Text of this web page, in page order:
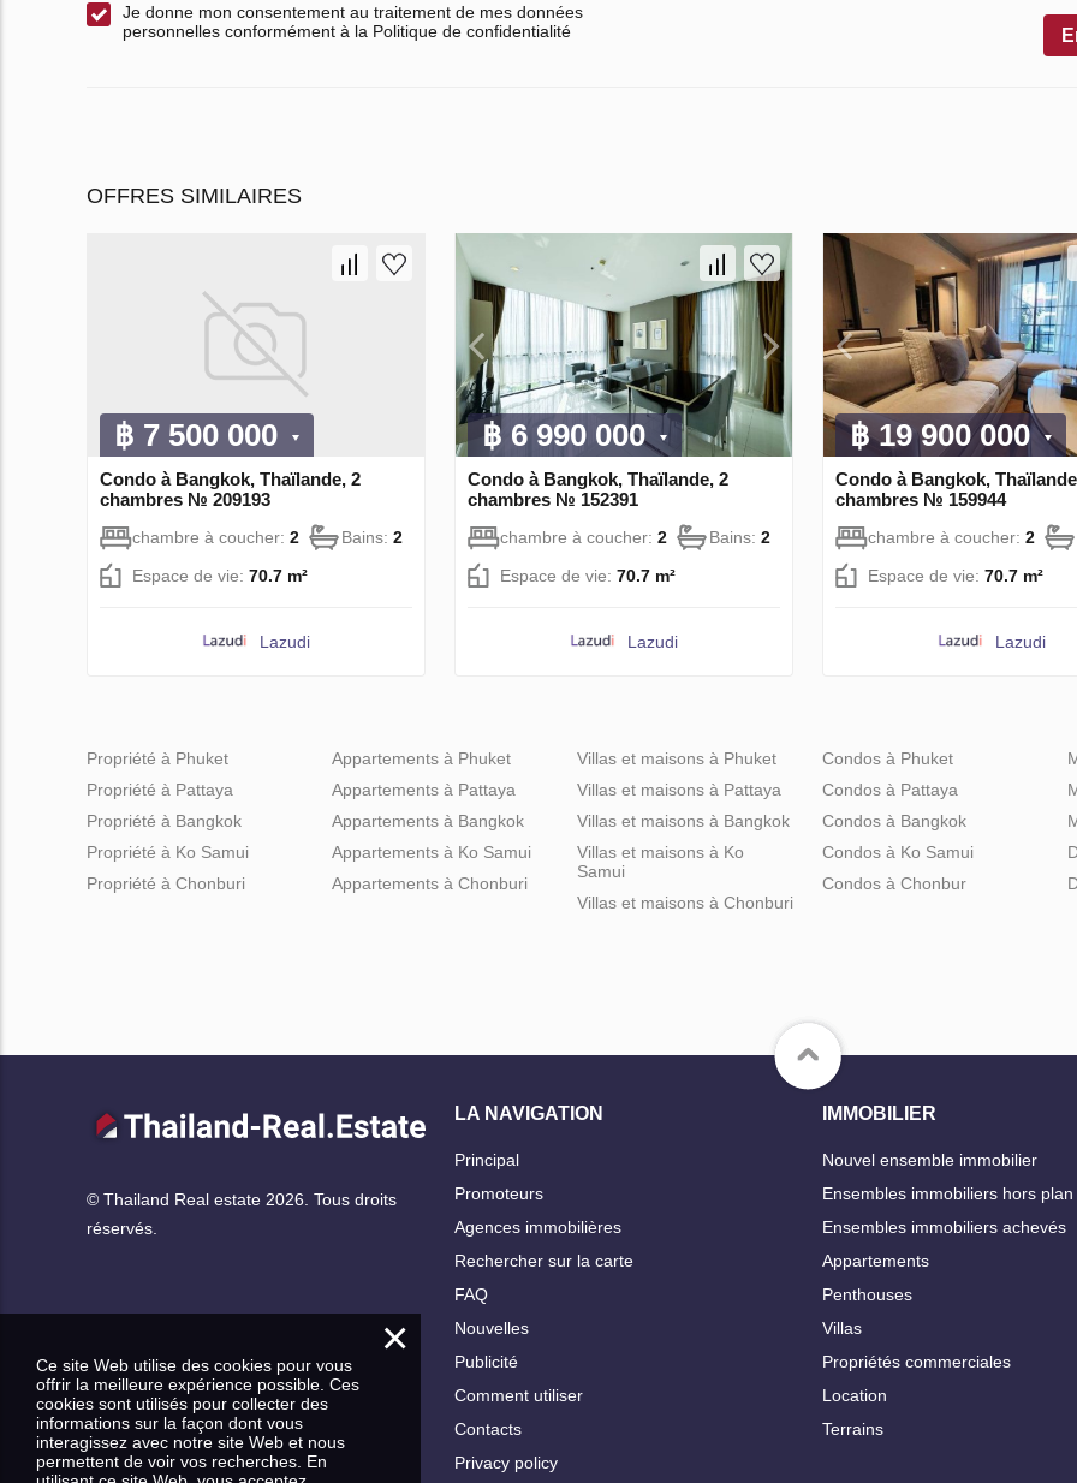
Je donne mon consentement au traitement de mes données
personnelles conformément à la Politique de confidentialité
OFFRES SIMILAIRES
฿ 7 500 000
Condo à Bangkok, Thaïlande, 2
chambres № 209193
chambre à coucher: 2 Bains: 2
Espace de vie: 70.7 m²
Lazudi
฿ 6 990 000
Condo à Bangkok, Thaïlande, 2
chambres № 152391
chambre à coucher: 2 Bains: 2
Espace de vie: 70.7 m²
Lazudi
฿ 19 900 000
Condo à Bangkok,
chambres № 159944
chambre à coucher: 2
Espace de vie: 70.7 m²
Lazudi
Propriété à Phuket
Propriété à Pattaya
Propriété à Bangkok
Propriété à Ko Samui
Propriété à Chonburi
Appartements à Phuket
Appartements à Pattaya
Appartements à Bangkok
Appartements à Ko Samui
Appartements à Chonburi
Villas et maisons à Phuket
Villas et maisons à Pattaya
Villas et maisons à Bangkok
Villas et maisons à Ko
Samui
Villas et maisons à Chonburi
Condos à Phuket
Condos à Pattaya
Condos à Bangkok
Condos à Ko Samui
Condos à Chonbur
© Thailand Real estate 2026. Tous droits
réservés.
LA NAVIGATION
Principal
Promoteurs
Agences immobilières
Rechercher sur la carte
FAQ
Nouvelles
Publicité
Comment utiliser
Contacts
Privacy policy
IMMOBILIER
Nouvel ensemble immobilier
Ensembles immobiliers hors plan
Ensembles immobiliers achevés
Appartements
Penthouses
Villas
Propriétés commerciales
Location
Terrains
×
Ce site Web utilise des cookies pour vous
offrir la meilleure expérience possible. Ces
cookies sont utilisés pour collecter des
informations sur la façon dont vous
interagissez avec notre site Web et nous
permettent de voir vos recherches. En